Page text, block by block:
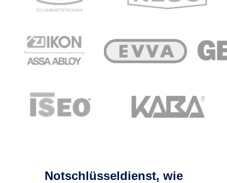
Notschlüsseldienst, wie